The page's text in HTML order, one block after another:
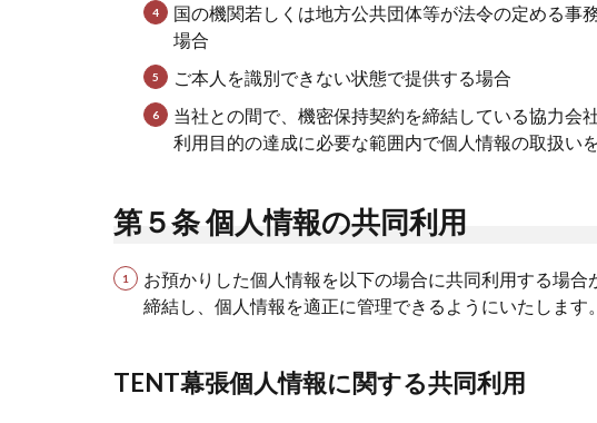
国の機関若しくは地方公共団体等が法令の定める事
場合
ご本人を識別できない状態で提供する場合
当社との間で、機密保持契約を締結している協力会
利用目的の達成に必要な範囲内で個人情報の取扱い
第５条 個人情報の共同利用
お預かりした個人情報を以下の場合に共同利用する場
締結し、個人情報を適正に管理できるようにいたします。
TENT幕張個人情報に関する共同利用